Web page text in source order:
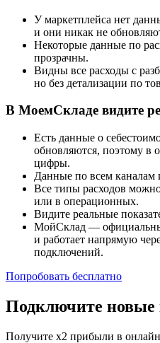
У маркетплейса нет
и они никак не
Некоторые данные по
прозрачны.
Видны все расходы с
но без детализации по
В МоемСкладе видите
Есть данные о
обновляются, поэтому в
цифры.
Данные по всем
Все типы расходов
или в операционных.
Видите реальные
МойСклад —
и работает напрямую
подключений.
Попробовать бесплатно
Подключите
Получите х2 прибыли в